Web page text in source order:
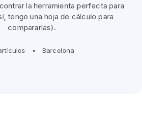
la herramienta perfecta para
tengo una hoja de cálculo para
compararlas).
• Barcelona